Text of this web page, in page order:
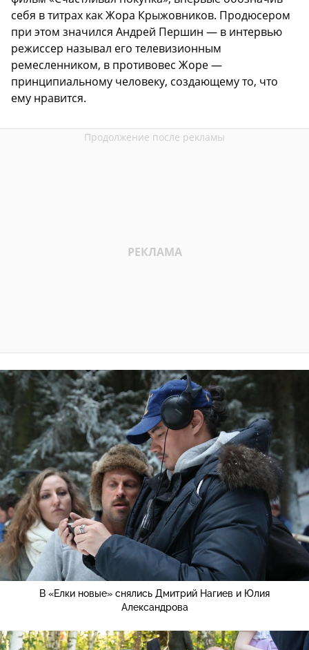
себя в титрах как Жора Крыжовников. Продюсером
при этом значился Андрей Першин — в интервью
режиссер называл его телевизионным
ремесленником, в противовес Жоре —
принципиальному человеку, создающему то, что
ему нравится.
В «Елки новые» снялись Дмитрий Нагиев и Юлия
Александрова